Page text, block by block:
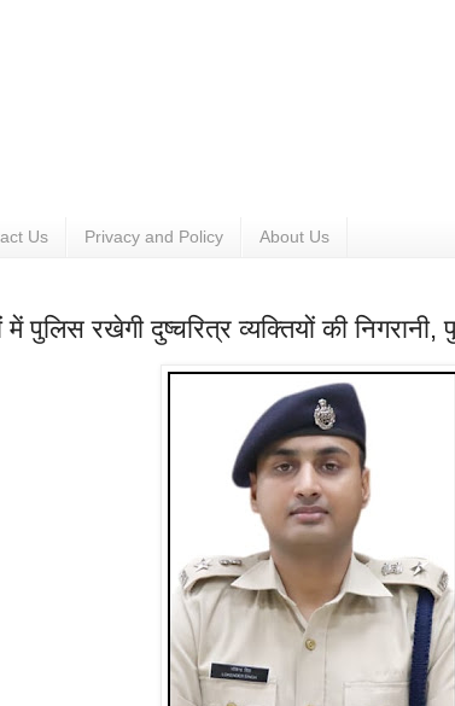
Us Privacy and Policy About Us
में पुलिस रखेगी दुष्चरित्र व्यक्तियों की